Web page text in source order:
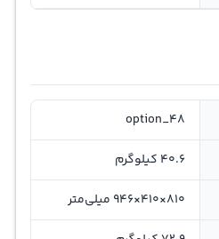
option_48
40.6 کیلوگرم
810×410×946 میلی‌متر